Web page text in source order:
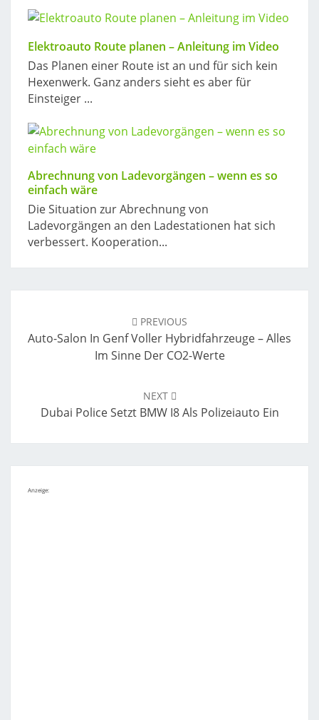
Elektroauto Route planen – Anleitung im Video
Das Planen einer Route ist an und für sich kein
Hexenwerk. Ganz anders sieht es aber für
Einsteiger ...
Abrechnung von Ladevorgängen – wenn es so
einfach wäre
Die Situation zur Abrechnung von
Ladevorgängen an den Ladestationen hat sich
verbessert. Kooperation...
PREVIOUS
Auto-Salon In Genf Voller Hybridfahrzeuge – Alles
Im Sinne Der CO2-Werte
NEXT
Dubai Police Setzt BMW I8 Als Polizeiauto Ein
Anzeige: